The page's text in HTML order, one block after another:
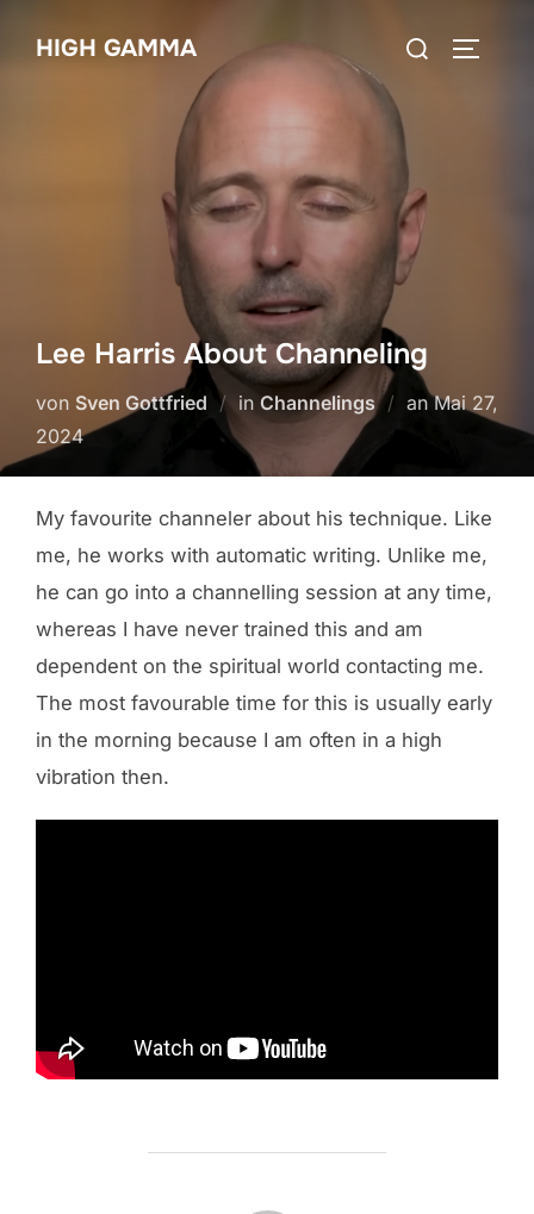
InhaltHIGH GAMMA
Suchen
Lee Harris About Channeling
von Sven Gottfried in Channelings anMai 27,
2024
My favourite channeler about his technique. Like
me, he works with automatic writing. Unlike me,
he can go into a channelling session at any time,
whereas I have never trained this and am
dependent on the spiritual world contacting me.
The most favourable time for this is usually early
in the morning because I am often in a high
vibration then.